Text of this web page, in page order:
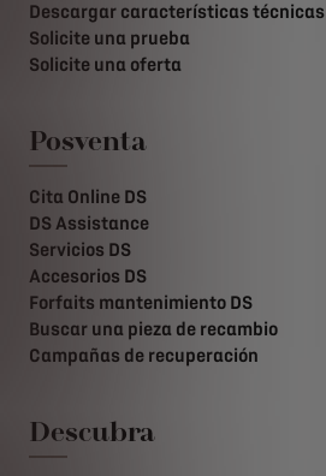
Descargar características técnicas
Solicite una prueba
Solicite una oferta
Posventa
Cita Online DS
DS Assistance
Servicios DS
Accesorios DS
Forfaits mantenimiento DS
Buscar una pieza de recambio
Campañas de recuperación
Descubra